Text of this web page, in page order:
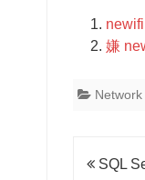
嫌
Network
文SQL